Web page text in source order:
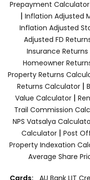
Prepayment Calculator
| Inflation Adjusted
Inflation Adjusted
Adjusted FD
Insurance
Homeowner
Property Returns
Returns Calculator |
Value Calculator |
Trail Commission
NPS Vatsalya
Calculator| Post
Property Indexation
Average Share
Cards: AU Bank LIT